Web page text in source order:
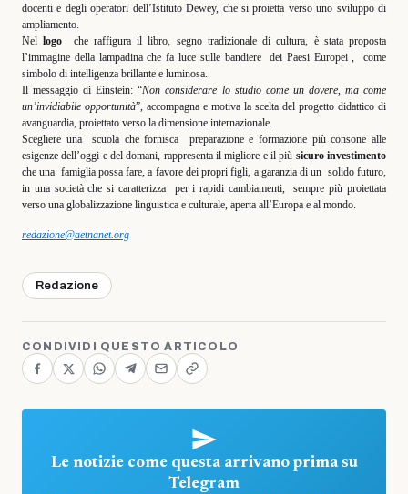
docenti e degli operatori dell’Istituto Dewey, che si proietta verso uno sviluppo di
ampliamento.
Nel logo
che raffigura il libro, segno tradizionale di cultura, è stata proposta
l’immagine della lampadina che fa luce sulle bandiere
dei Paesi Europei ,
come
simbolo di intelligenza brillante e luminosa.
Il messaggio di Einstein: “Non considerare lo studio come un dovere, ma come
un’invidiabile opportunità”, accompagna e motiva la scelta del progetto didattico di
avanguardia, proiettato verso la dimensione internazionale.
Scegliere una
scuola che fornisca
preparazione e formazione più consone alle
esigenze dell’oggi e del domani, rappresenta il migliore e il più sicuro investimento
che una famiglia possa fare, a favore dei propri figli, a garanzia di un solido futuro,
in una società che si caratterizza
per i rapidi cambiamenti,
sempre più proiettata
verso una globalizzazione linguistica e culturale, aperta all’Europa e al mondo.
redazione@aetnanet.org
Redazione
CONDIVIDI QUESTO ARTICOLO
Le notizie come questa arrivano prima su
Telegram